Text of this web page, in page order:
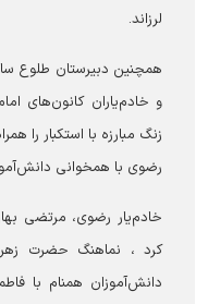
لرزاند.
همچنین دبیرستان طلوع
و خادم‌یاران کانون‌های
زنگ مبارزه با استکبار را
رضوی با همخوانی
خادم‌یار رضوی، مرتضی
کرد ، نماهنگ حضرت
دانش‌آموزان همنام با